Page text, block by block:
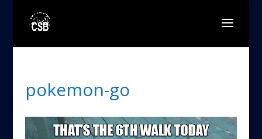
pokemon-go